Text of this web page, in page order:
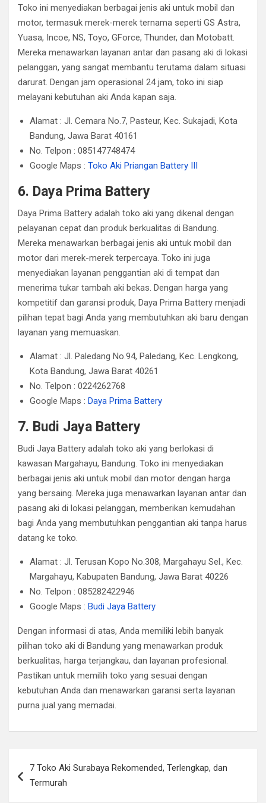
Toko ini menyediakan berbagai jenis aki untuk mobil dan
motor, termasuk merek-merek ternama seperti GS Astra,
Yuasa, Incoe, NS, Toyo, GForce, Thunder, dan Motobatt.
Mereka menawarkan layanan antar dan pasang aki di lokasi
pelanggan, yang sangat membantu terutama dalam situasi
darurat. Dengan jam operasional 24 jam, toko ini siap
melayani kebutuhan aki Anda kapan saja.
Alamat : Jl. Cemara No.7, Pasteur, Kec. Sukajadi, Kota
Bandung, Jawa Barat 40161
No. Telpon : 085147748474
Google Maps : Toko Aki Priangan Battery III
6. Daya Prima Battery
Daya Prima Battery adalah toko aki yang dikenal dengan
pelayanan cepat dan produk berkualitas di Bandung.
Mereka menawarkan berbagai jenis aki untuk mobil dan
motor dari merek-merek terpercaya. Toko ini juga
menyediakan layanan penggantian aki di tempat dan
menerima tukar tambah aki bekas. Dengan harga yang
kompetitif dan garansi produk, Daya Prima Battery menjadi
pilihan tepat bagi Anda yang membutuhkan aki baru dengan
layanan yang memuaskan.
Alamat : Jl. Paledang No.94, Paledang, Kec. Lengkong,
Kota Bandung, Jawa Barat 40261
No. Telpon : 0224262768
Google Maps : Daya Prima Battery
7. Budi Jaya Battery
Budi Jaya Battery adalah toko aki yang berlokasi di
kawasan Margahayu, Bandung. Toko ini menyediakan
berbagai jenis aki untuk mobil dan motor dengan harga
yang bersaing. Mereka juga menawarkan layanan antar dan
pasang aki di lokasi pelanggan, memberikan kemudahan
bagi Anda yang membutuhkan penggantian aki tanpa harus
datang ke toko.
Alamat : Jl. Terusan Kopo No.308, Margahayu Sel., Kec.
Margahayu, Kabupaten Bandung, Jawa Barat 40226
No. Telpon : 085282422946
Google Maps : Budi Jaya Battery
Dengan informasi di atas, Anda memiliki lebih banyak
pilihan toko aki di Bandung yang menawarkan produk
berkualitas, harga terjangkau, dan layanan profesional.
Pastikan untuk memilih toko yang sesuai dengan
kebutuhan Anda dan menawarkan garansi serta layanan
purna jual yang memadai.
navigation
7 Toko Aki Surabaya Rekomended, Terlengkap, dan
Termurah